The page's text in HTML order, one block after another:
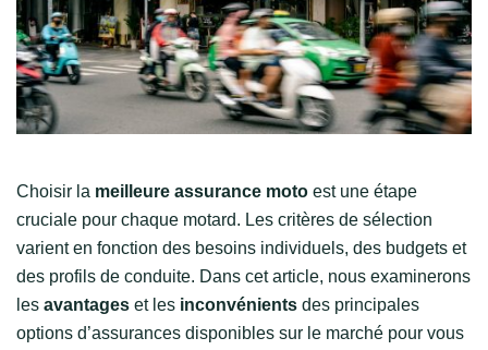
Choisir la meilleure assurance moto est une étape
cruciale pour chaque motard. Les critères de sélection
varient en fonction des besoins individuels, des budgets et
des profils de conduite. Dans cet article, nous examinerons
les avantages et les inconvénients des principales
options d’assurances disponibles sur le marché pour vous